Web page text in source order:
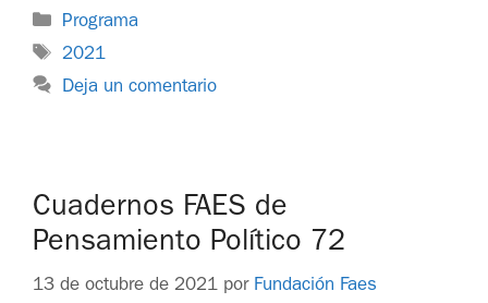
Programa
2021
Deja un comentario
Cuadernos FAES de
Pensamiento Político 72
13 de octubre de 2021 por Fundación Faes